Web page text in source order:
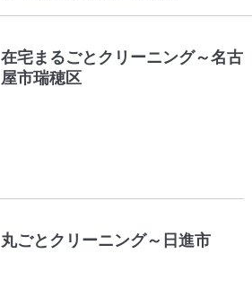
在宅まるごとクリーニング～名古
屋市瑞穂区
丸ごとクリーニング～日進市